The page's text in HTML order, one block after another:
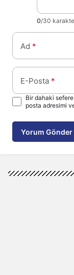
0/30
Ad *
E-Posta *
Bir dahaki sefere
posta adresimi
Yorum Gönder